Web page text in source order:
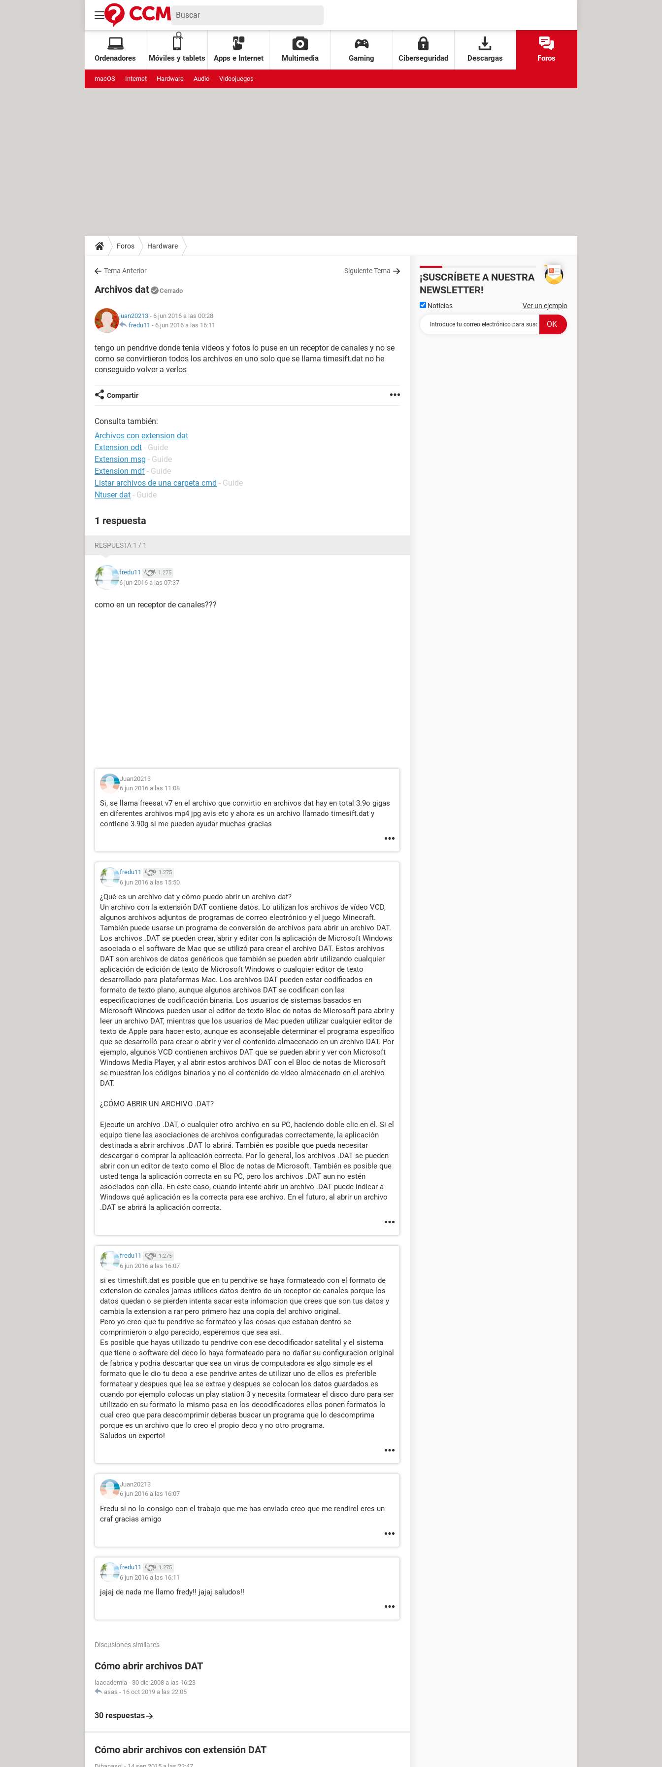
Ordenadores Móviles y tablets Apps e Internet Multimedia Gaming Ciberseguridad Descargas Foros
macOS Internet Hardware Audio Videojuegos
Foros Hardware
Tema Anterior Siguiente Tema
Archivos dat Cerrado
juan20213 - 6 jun 2016 a las 00:28
fredu11 - 6 jun 2016 a las 16:11
tengo un pendrive donde tenia videos y fotos lo puse en un receptor de canales y no se
como se convirtieron todos los archivos en uno solo que se llama timesift.dat no he
conseguido volver a verlos
Compartir
Consulta también:
Archivos con extension dat
Extension odt - Guide
Extension msg - Guide
Extension mdf - Guide
Listar archivos de una carpeta cmd - Guide
Ntuser dat - Guide
1 respuesta
RESPUESTA 1 / 1
fredu11 1.275
6 jun 2016 a las 07:37
como en un receptor de canales???
Juan20213
6 jun 2016 a las 11:08
Si, se llama freesat v7 en el archivo que convirtio en archivos dat hay en total 3.9o gigas
en diferentes archivos mp4 jpg avis etc y ahora es un archivo llamado timesift.dat y
contiene 3.90g si me pueden ayudar muchas gracias
fredu11 1.275
6 jun 2016 a las 15:50
¿Qué es un archivo dat y cómo puedo abrir un archivo dat?
Un archivo con la extensión DAT contiene datos. Lo utilizan los archivos de vídeo VCD,
algunos archivos adjuntos de programas de correo electrónico y el juego Minecraft.
También puede usarse un programa de conversión de archivos para abrir un archivo DAT.
Los archivos .DAT se pueden crear, abrir y editar con la aplicación de Microsoft Windows
asociada o el software de Mac que se utilizó para crear el archivo DAT. Estos archivos
DAT son archivos de datos genéricos que también se pueden abrir utilizando cualquier
aplicación de edición de texto de Microsoft Windows o cualquier editor de texto
desarrollado para plataformas Mac. Los archivos DAT pueden estar codificados en
formato de texto plano, aunque algunos archivos DAT se codifican con las
especificaciones de codificación binaria. Los usuarios de sistemas basados ​​en
Microsoft Windows pueden usar el editor de texto Bloc de notas de Microsoft para abrir y
leer un archivo DAT, mientras que los usuarios de Mac pueden utilizar cualquier editor de
texto de Apple para hacer esto, aunque es aconsejable determinar el programa específico
que se desarrolló para crear o abrir y ver el contenido almacenado en un archivo DAT. Por
ejemplo, algunos VCD contienen archivos DAT que se pueden abrir y ver con Microsoft
Windows Media Player, y al abrir estos archivos DAT con el Bloc de notas de Microsoft
se muestran los códigos binarios y no el contenido de vídeo almacenado en el archivo
DAT.
¿CÓMO ABRIR UN ARCHIVO .DAT?
Ejecute un archivo .DAT, o cualquier otro archivo en su PC, haciendo doble clic en él. Si el
equipo tiene las asociaciones de archivos configuradas correctamente, la aplicación
destinada a abrir archivos .DAT lo abrirá. También es posible que pueda necesitar
descargar o comprar la aplicación correcta. Por lo general, los archivos .DAT se pueden
abrir con un editor de texto como el Bloc de notas de Microsoft. También es posible que
usted tenga la aplicación correcta en su PC, pero los archivos .DAT aun no estén
asociados con ella. En este caso, cuando intente abrir un archivo .DAT puede indicar a
Windows qué aplicación es la correcta para ese archivo. En el futuro, al abrir un archivo
.DAT se abrirá la aplicación correcta.
fredu11 1.275
6 jun 2016 a las 16:07
si es timeshift.dat es posible que en tu pendrive se haya formateado con el formato de
extension de canales jamas utilices datos dentro de un receptor de canales porque los
datos quedan o se pierden intenta sacar esta infomacion que crees que son tus datos y
cambia la extension a rar pero primero haz una copia del archivo original.
Pero yo creo que tu pendrive se formateo y las cosas que estaban dentro se
comprimieron o algo parecido, esperemos que sea asi.
Es posible que hayas utilizado tu pendrive con ese decodificador satelital y el sistema
que tiene o software del deco lo haya formateado para no dañar su configuracion original
de fabrica y podria descartar que sea un virus de computadora es algo simple es el
formato que le dio tu deco a ese pendrive antes de utilizar uno de ellos es preferible
formatear y despues que lea se extrae y despues se colocan los datos guardados es
cuando por ejemplo colocas un play station 3 y necesita formatear el disco duro para ser
utilizado en su formato lo mismo pasa en los decodificadores ellos ponen formatos lo
cual creo que para descomprimir deberas buscar un programa que lo descomprima
porque es un archivo que lo creo el propio deco y no otro programa.
Saludos un experto!
Juan20213
6 jun 2016 a las 16:07
Fredu si no lo consigo con el trabajo que me has enviado creo que me rendirel eres un
craf gracias amigo
fredu11 1.275
6 jun 2016 a las 16:11
jajaj de nada me llamo fredy!! jajaj saludos!!
Discusiones similares
Cómo abrir archivos DAT
laacademia - 30 dic 2008 a las 16:23
asas - 16 oct 2019 a las 22:05
30 respuestas
Cómo abrir archivos con extensión DAT
¡SUSCRÍBETE A NUESTRA
NEWSLETTER!
Noticias Ver un ejemplo